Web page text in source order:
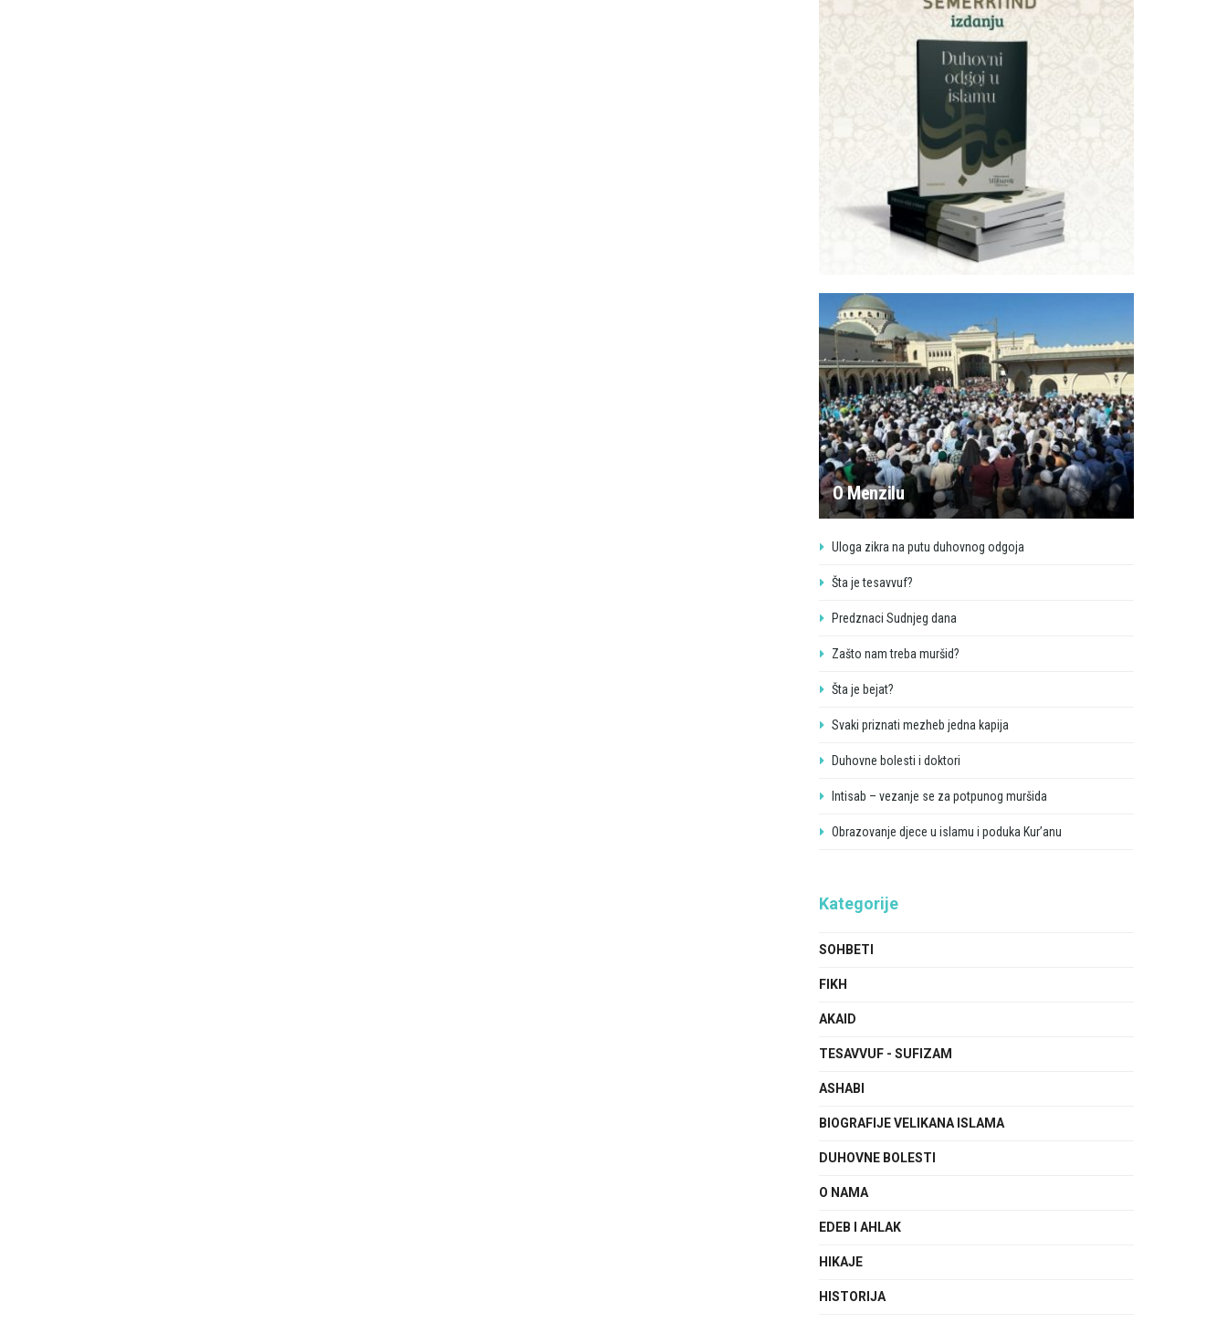
O Menzilu
Uloga zikra na putu duhovnog odgoja
Šta je tesavvuf?
Predznaci Sudnjeg dana
Zašto nam treba muršid?
Šta je bejat?
Svaki priznati mezheb jedna kapija
Duhovne bolesti i doktori
Intisab – vezanje se za potpunog muršida
Obrazovanje djece u islamu i poduka Kur’anu
Kategorije
SOHBETI
FIKH
AKAID
TESAVVUF - SUFIZAM
ASHABI
BIOGRAFIJE VELIKANA ISLAMA
DUHOVNE BOLESTI
O NAMA
EDEB I AHLAK
HIKAJE
HISTORIJA